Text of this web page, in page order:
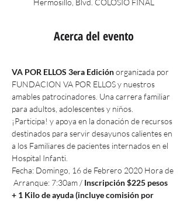
Hermosillo, Blvd. COLOSIO FINAL
Acerca del evento
VA POR ELLOS 3era Edición organizada por
FUNDACION VA POR ELLOS y nuestros
amables patrocinadores. Una carrera familiar
para adultos, adolescentes y niños.
¡Participa! y apoya en la donación de recursos
destinados para servir desayunos calientes en
a los Familiares de pacientes internados en el
Hospital Infanti.
Fecha: Domingo, 16 de Febrero 2020 Hora de
Arranque: 7:30am / Inscripción $225 pesos
+ 1 Kilo de ayuda (incluye comisión por